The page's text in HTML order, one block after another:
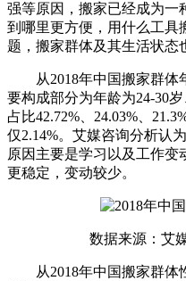
强等原因，搬家已经成为一
到哪里更方便，用什么工具
题，搬家群体及其生活状态
从2018年中国搬家群体
要构成部分为年龄为24-30
占比42.72%、24.03%、
仅2.14%。艾媒咨询分析认
原因主要是学习以及工作
更稳定，变动较少。
数据来源：艾媒
从2018年中国搬家群体